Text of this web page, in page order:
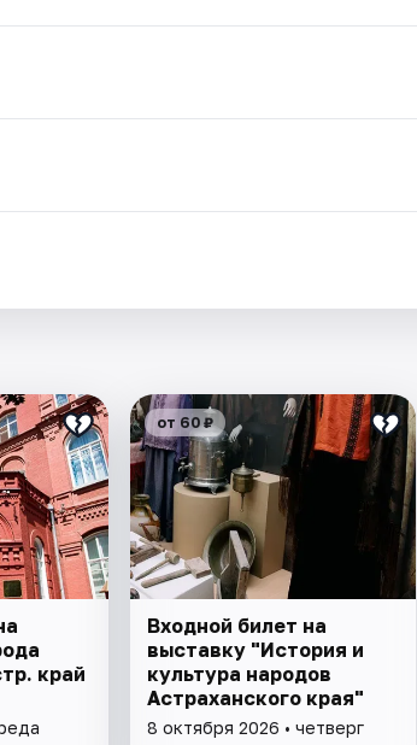
край
края"
от 60 ₽
Входной билет на
выставку "История и
культура народов
Астраханского края"
8 октября 2026 • четверг